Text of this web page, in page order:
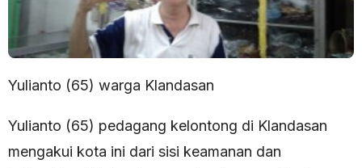
Yulianto (65) warga Klandasan
Yulianto (65) pedagang kelontong di Klandasan
mengakui kota ini dari sisi keamanan dan